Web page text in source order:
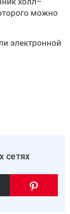
можно
электронной
сетях